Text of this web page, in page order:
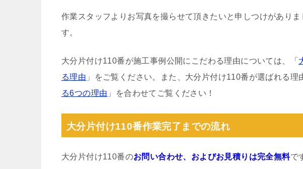
作業スタッフよりお写真を撮らせて頂きたいと申しつけがあり
す。
大分片付け110番が施工事例公開にこだわる理由については、「
る理由 」をご覧ください。また、大分片付け110番が選ばれる理
る6つの理由 」を合わせてご覧ください！
大分片付け110番作業完了までの流れ
大分片付け110番のお問い合わせ、およびお見積りは完全無料で